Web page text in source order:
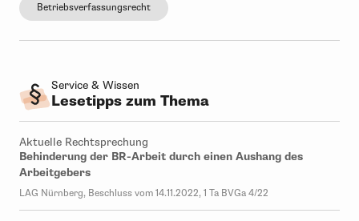
Betriebsverfassungsrecht
Service & Wissen
Lesetipps zum Thema
Aktuelle Rechtsprechung
Behinderung der BR-Arbeit durch einen Aushang des
Arbeitgebers
LAG Nürnberg, Beschluss vom 14.11.2022, 1 Ta BVGa 4/22